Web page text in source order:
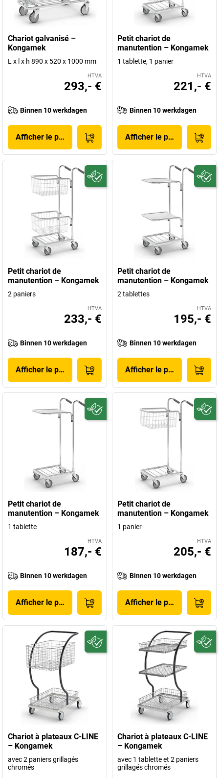
Chariot galvanisé –
Kongamek
L x l x h 890 x 520 x 1000 mm
HTVA
293,- €
Binnen 10 werkdagen
Afficher le produit
Petit chariot de
manutention – Kongamek
1 tablette, 1 panier
HTVA
221,- €
Binnen 10 werkdagen
Afficher le produit
Petit chariot de
manutention – Kongamek
2 paniers
HTVA
233,- €
Binnen 10 werkdagen
Afficher le produit
Petit chariot de
manutention – Kongamek
2 tablettes
HTVA
195,- €
Binnen 10 werkdagen
Afficher le produit
Petit chariot de
manutention – Kongamek
1 tablette
HTVA
187,- €
Binnen 10 werkdagen
Afficher le produit
Petit chariot de
manutention – Kongamek
1 panier
HTVA
205,- €
Binnen 10 werkdagen
Afficher le produit
Chariot à plateaux C-LINE
– Kongamek
avec 2 paniers grillagés
chromés
Chariot à plateaux C-LINE
– Kongamek
avec 1 tablette et 2 paniers
grillagés chromés